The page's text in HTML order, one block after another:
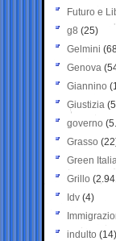
Futuro e
g8 (25)
Gelmini
Genova
Giannino
Giustizia
governo
Grasso
Green
Grillo
Idv (4)
indulto (14)